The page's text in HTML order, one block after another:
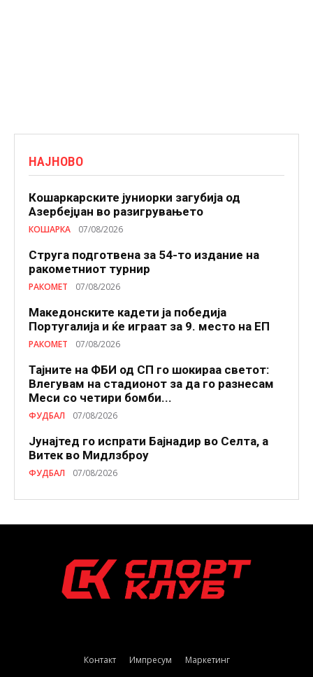
НАЈНОВО
Кошаркарските јуниорки загубија од
Азербејџан во разигрувањето
КОШАРКА 07/08/2026
Струга подготвена за 54-то издание на
ракометниот турнир
РАКОМЕТ 07/08/2026
Македонските кадети ја победија
Португалија и ќе играат за 9. место на ЕП
РАКОМЕТ 07/08/2026
Тајните на ФБИ од СП го шокираа светот:
Влегувам на стадионот за да го разнесам
Меси со четири бомби...
ФУДБАЛ 07/08/2026
Јунајтед го испрати Бајнадир во Селта, а
Витек во Мидлзброу
ФУДБАЛ 07/08/2026
Контакт Импресум Маркетинг